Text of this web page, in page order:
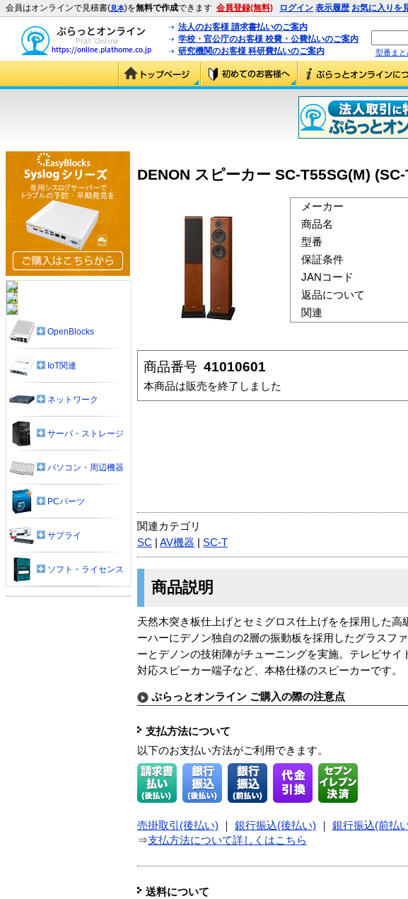
会員はオンラインで見積書(見本)を無料で作成できます 会員登録(無料) ログイン 表示履歴 お気に入りを
法人のお客様 請求書払いのご案内
学校・官公庁のお客様 校費・公費払いのご案内
研究機関のお客様 科研費払いのご案内
型番ま
DENON スピーカー SC-T55SG(M)
メーカー
商品名
型番
保証条件
JANコード
返品について
関連
商品番号 41010601
本商品は販売を終了しました
関連カテゴリ
SC
AV機器 SC-T
商品説明
天然木突き板仕上げとセミグロス仕上げをを採用した
ーハーにデノン独自の2層の振動板を採用したグラスフ
ーとデノンの技術陣がチューニングを実施。テレビサ
対応スピーカー端子など、本格仕様のスピーカーです。
ぷらっとオンライン ご購入の際の注意点
支払方法について
以下のお支払い方法がご利用できます。
売掛取引(後払い) 銀行振込(後払い) 銀行振込(前払
⇒支払方法について詳しくはこちら
送料について
OpenBlocks
IoT関連
ネットワーク
サーバ・ストレージ
パソコン・周辺機器
PCパーツ
サプライ
ソフト・ライセンス